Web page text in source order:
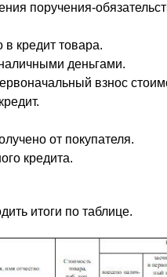
поручения-
кредит товара.
деньгами.
взнос
от покупателя.
кредита.
итоги по таблице.